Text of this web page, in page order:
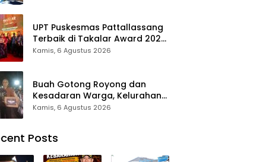
UPT Puskesmas Pattallassang
Terbaik di Takalar Award 2026,
Bukti Komitmen Hadirkan
Kamis, 6 Agustus 2026
Buah Gotong Royong dan
Kesadaran Warga, Kelurahan
Patte’ne Menjadi Bintang
Kamis, 6 Agustus 2026
Posts